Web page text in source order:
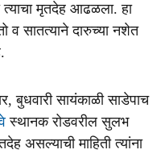
मृतदेह आढळला. हा
व सातत्याने दारुच्या नशेत
बुधवारी सायंकाळी साडेपाच
स्थानक रोडवरील सुलभ
असल्याची माहिती त्यांना